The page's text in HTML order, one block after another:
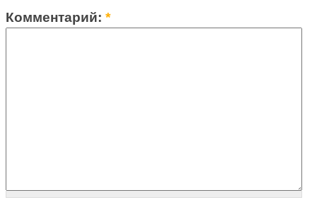
Комментарий:*